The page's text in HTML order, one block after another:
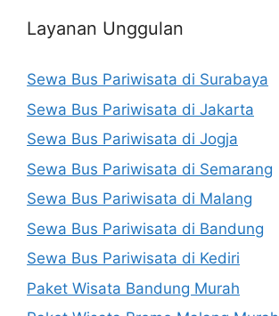
Layanan Unggulan
Sewa Bus Pariwisata di Surabaya
Sewa Bus Pariwisata di Jakarta
Sewa Bus Pariwisata di Jogja
Sewa Bus Pariwisata di Semarang
Sewa Bus Pariwisata di Malang
Sewa Bus Pariwisata di Bandung
Sewa Bus Pariwisata di Kediri
Paket Wisata Bandung Murah